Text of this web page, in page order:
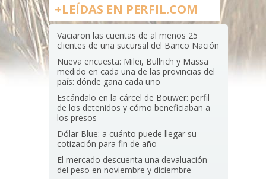
+LEÍDAS EN PERFIL.COM
Vaciaron las cuentas de al menos 25
clientes de una sucursal del Banco Nación
Nueva encuesta: Milei, Bullrich y Massa
medido en cada una de las provincias del
país: dónde gana cada uno
Escándalo en la cárcel de Bouwer: perfil
de los detenidos y cómo beneficiaban a
los presos
Dólar Blue: a cuánto puede llegar su
cotización para fin de año
El mercado descuenta una devaluación
del peso en noviembre y diciembre